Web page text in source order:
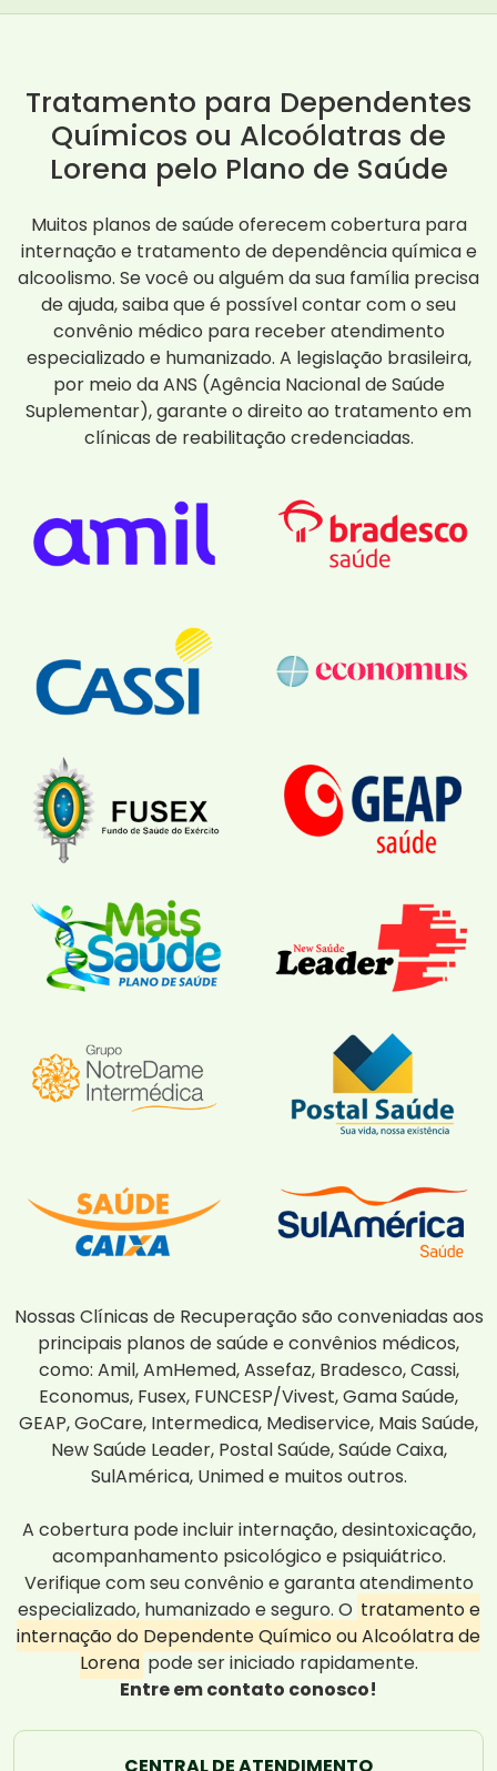
Tratamento para Dependentes
Químicos ou Alcoólatras de
Lorena pelo Plano de Saúde
Muitos planos de saúde oferecem cobertura para
internação e tratamento de dependência química e
alcoolismo. Se você ou alguém da sua família precisa
de ajuda, saiba que é possível contar com o seu
convênio médico para receber atendimento
especializado e humanizado. A legislação brasileira,
por meio da ANS (Agência Nacional de Saúde
Suplementar), garante o direito ao tratamento em
clínicas de reabilitação credenciadas.
Nossas Clínicas de Recuperação são conveniadas aos
principais planos de saúde e convênios médicos,
como: Amil, AmHemed, Assefaz, Bradesco, Cassi,
Economus, Fusex, FUNCESP/Vivest, Gama Saúde,
GEAP, GoCare, Intermedica, Mediservice, Mais Saúde,
New Saúde Leader, Postal Saúde, Saúde Caixa,
SulAmérica, Unimed e muitos outros.
A cobertura pode incluir internação, desintoxicação,
acompanhamento psicológico e psiquiátrico.
Verifique com seu convênio e garanta atendimento
especializado, humanizado e seguro. O tratamento e
internação do Dependente Químico ou Alcoólatra de
Lorena pode ser iniciado rapidamente.
Entre em contato conosco!